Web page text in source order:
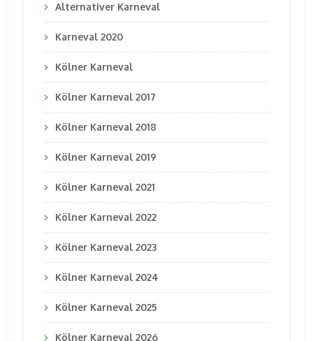
Alternativer Karneval
Karneval 2020
Kölner Karneval
Kölner Karneval 2017
Kölner Karneval 2018
Kölner Karneval 2019
Kölner Karneval 2021
Kölner Karneval 2022
Kölner Karneval 2023
Kölner Karneval 2024
Kölner Karneval 2025
Kölner Karneval 2026